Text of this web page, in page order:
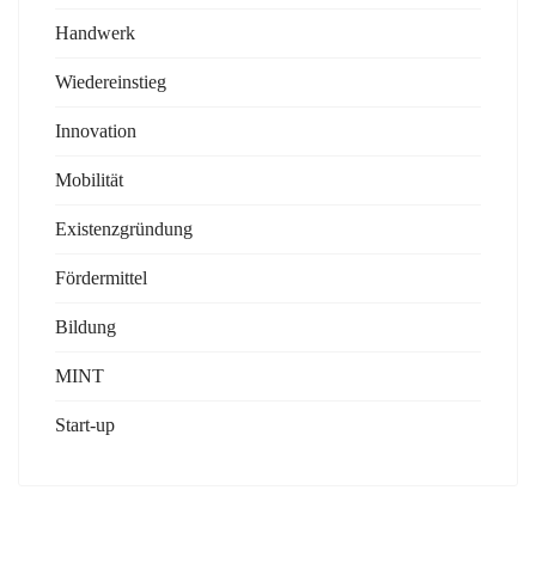
Handwerk
Wiedereinstieg
Innovation
Mobilität
Existenzgründung
Fördermittel
Bildung
MINT
Start-up